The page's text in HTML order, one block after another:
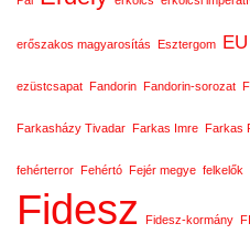
erőszakos magyarosítás Esztergom EU
ezüstcsapat Fandorin Fandorin-sorozat
Farkasházy Tivadar Farkas Imre Farkas
fehérterror Fehértó Fejér megye felkelők
Fidesz Fidesz-kormány